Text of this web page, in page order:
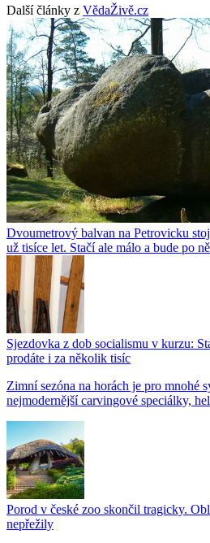
Další články z VědaŽivě.cz
Dvoumetrový balvan na Petrovicku
už tisíce let. Stačí ale málo a bude po
Sjezdovka z dob socialismu v kurzu:
prodáte i za několik tisíc
Zimní sezóna na horách je pro mnohé
nejmodernější carvingové speciálky,
Porod v české zoo skončil tragicky.
nepřežily